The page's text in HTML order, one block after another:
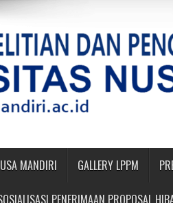
MANDIRI GALLERY LPPM